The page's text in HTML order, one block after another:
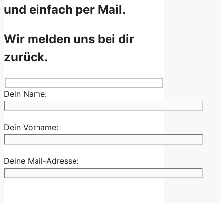
und einfach per Mail.
Wir melden uns bei dir
zurück.
Dein Name:
Dein Vorname:
Deine Mail-Adresse: